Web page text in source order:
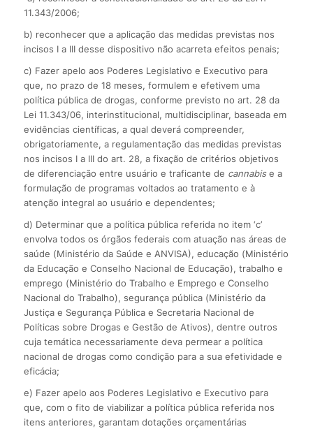
11.343/2006;
b) reconhecer que a aplicação das medidas previstas nos
incisos I a III desse dispositivo não acarreta efeitos penais;
c) Fazer apelo aos Poderes Legislativo e Executivo para
que, no prazo de 18 meses, formulem e efetivem uma
política pública de drogas, conforme previsto no art. 28 da
Lei 11.343/06, interinstitucional, multidisciplinar, baseada em
evidências científicas, a qual deverá compreender,
obrigatoriamente, a regulamentação das medidas previstas
nos incisos I a III do art. 28, a fixação de critérios objetivos
de diferenciação entre usuário e traficante de cannabise a
formulação de programas voltados ao tratamento e à
atenção integral ao usuário e dependentes;
d) Determinar que a política pública referida no item ‘c’
envolva todos os órgãos federais com atuação nas áreas de
saúde (Ministério da Saúde e ANVISA), educação (Ministério
da Educação e Conselho Nacional de Educação), trabalho e
emprego (Ministério do Trabalho e Emprego e Conselho
Nacional do Trabalho), segurança pública (Ministério da
Justiça e Segurança Pública e Secretaria Nacional de
Políticas sobre Drogas e Gestão de Ativos), dentre outros
cuja temática necessariamente deva permear a política
nacional de drogas como condição para a sua efetividade e
eficácia;
e) Fazer apelo aos Poderes Legislativo e Executivo para
que, com o fito de viabilizar a política pública referida nos
itens anteriores, garantam dotações orçamentárias